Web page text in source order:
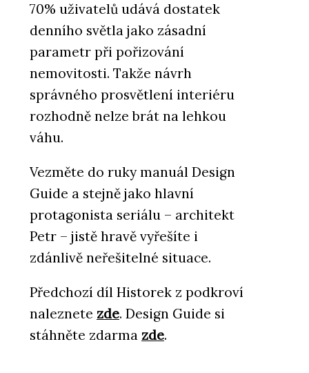
70% uživatelů udává dostatek
denního světla jako zásadní
parametr při pořizování
nemovitosti. Takže návrh
správného prosvětlení interiéru
rozhodně nelze brát na lehkou
váhu.
Vezměte do ruky manuál Design
Guide a stejně jako hlavní
protagonista seriálu – architekt
Petr – jistě hravě vyřešíte i
zdánlivě neřešitelné situace.
Předchozí díl Historek z podkroví
naleznete zde. Design Guide si
stáhněte zdarma zde.